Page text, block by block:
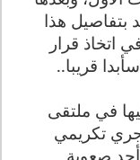
بتفاصيل هذا
اتخاذ قرار
قريبا..
في ملتقى
تكريمي
صعوبة